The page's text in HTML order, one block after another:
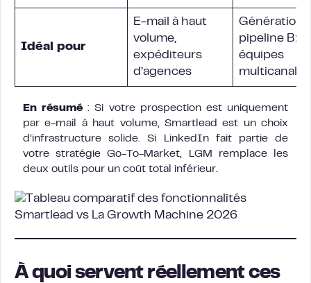
Idéal pour
E-mail à haut
volume,
expéditeurs
d’agences
Génération
pipeline
équipes
multicanal
En résumé : Si votre prospection est uniquement
par e-mail à haut volume, Smartlead est un choix
d’infrastructure solide. Si LinkedIn fait partie de
votre stratégie Go-To-Market, LGM remplace les
deux outils pour un coût total inférieur.
À quoi servent réellement ces